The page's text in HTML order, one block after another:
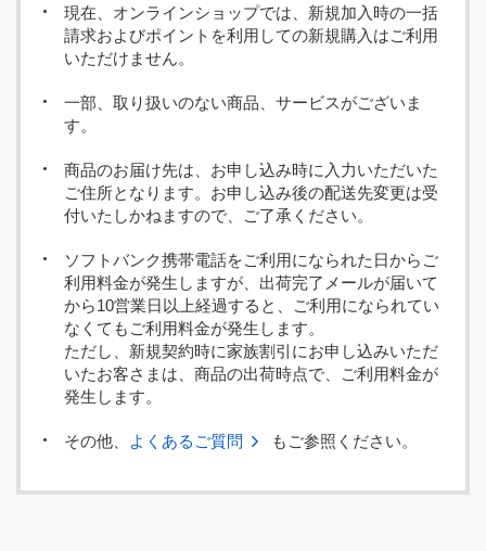
現在、オンラインショップでは、新規加入時の一括
請求およびポイントを利用しての新規購入はご利用
いただけません。
一部、取り扱いのない商品、サービスがございま
す。
商品のお届け先は、お申し込み時に入力いただいた
ご住所となります。お申し込み後の配送先変更は受
付いたしかねますので、ご了承ください。
ソフトバンク携帯電話をご利用になられた日からご
利用料金が発生しますが、出荷完了メールが届いて
から10営業日以上経過すると、ご利用になられてい
なくてもご利用料金が発生します。
ただし、新規契約時に家族割引にお申し込みいただ
いたお客さまは、商品の出荷時点で、ご利用料金が
発生します。
その他、 よくあるご質問 もご参照ください。